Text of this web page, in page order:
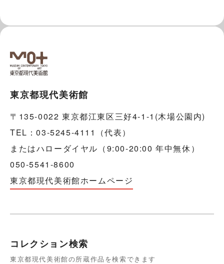
東京都現代美術館
〒135-0022 東京都江東区三好4-1-1(木場公園内)
TEL：03-5245-4111（代表）
またはハローダイヤル（9:00-20:00 年中無休）
050-5541-8600
東京都現代美術館ホームページ
コレクション検索
東京都現代美術館の所蔵作品を検索できます